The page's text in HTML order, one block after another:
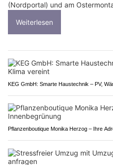
(Nordportal) und am
Weiterlesen
KEG GmbH: Smarte Haustechnik – PV,
Pflanzenboutique Monika Herzog – Ihre